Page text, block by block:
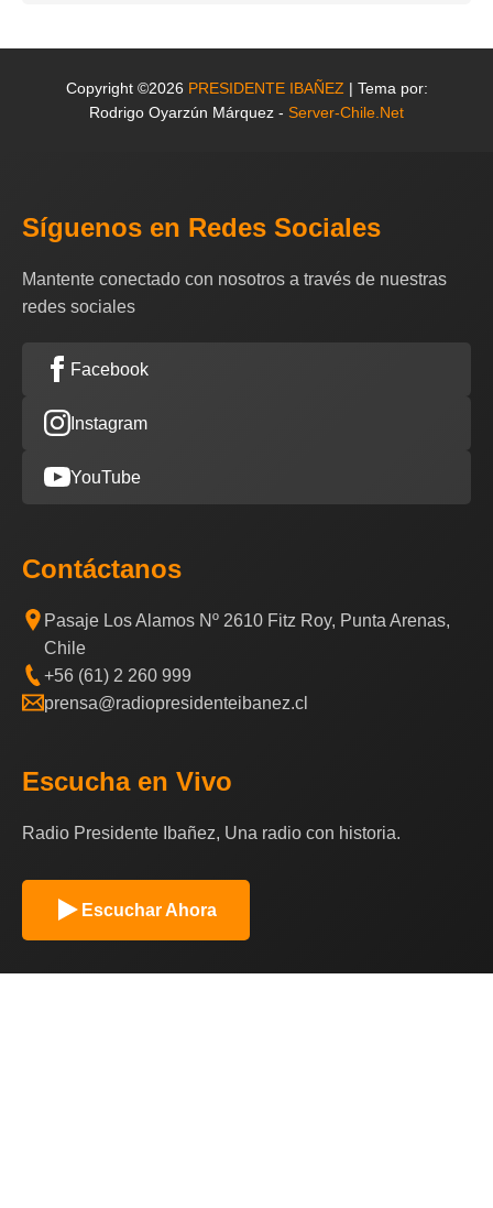
Copyright ©2026 PRESIDENTE IBAÑEZ | Tema por:
Rodrigo Oyarzún Márquez - Server-Chile.Net
Síguenos en Redes Sociales
Mantente conectado con nosotros a través de nuestras
redes sociales
Facebook
Instagram
YouTube
Contáctanos
Pasaje Los Alamos Nº 2610 Fitz Roy, Punta Arenas,
Chile
+56 (61) 2 260 999
prensa@radiopresidenteibanez.cl
Escucha en Vivo
Radio Presidente Ibañez, Una radio con historia.
Escuchar Ahora